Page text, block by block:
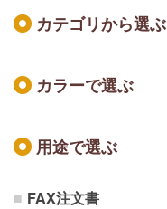
カテゴリから選ぶ
カラーで選ぶ
用途で選ぶ
FAX注文書